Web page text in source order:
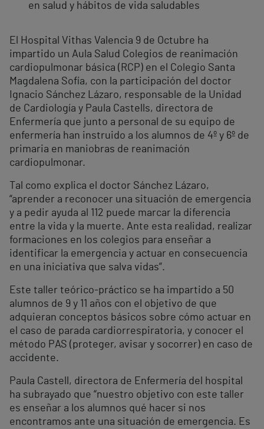
en salud y hábitos de vida saludables
El Hospital Vithas Valencia 9 de Octubre ha
impartido un Aula Salud Colegios de reanimación
cardiopulmonar básica (RCP) en el Colegio Santa
Magdalena Sofía, con la participación del doctor
Ignacio Sánchez Lázaro, responsable de la Unidad
de Cardiología y Paula Castells, directora de
Enfermería que junto a personal de su equipo de
enfermería han instruido a los alumnos de 4º y 6º de
primaria en maniobras de reanimación
cardiopulmonar.
Tal como explica el doctor Sánchez Lázaro,
“aprender a reconocer una situación de emergencia
y a pedir ayuda al 112 puede marcar la diferencia
entre la vida y la muerte. Ante esta realidad, realizar
formaciones en los colegios para enseñar a
identificar la emergencia y actuar en consecuencia
en una iniciativa que salva vidas”.
Este taller teórico-práctico se ha impartido a 50
alumnos de 9 y 11 años con el objetivo de que
adquieran conceptos básicos sobre cómo actuar en
el caso de parada cardiorrespiratoria, y conocer el
método PAS (proteger, avisar y socorrer) en caso de
accidente.
Paula Castell, directora de Enfermería del hospital
ha subrayado que “nuestro objetivo con este taller
es enseñar a los alumnos qué hacer si nos
encontramos ante una situación de emergencia. Es